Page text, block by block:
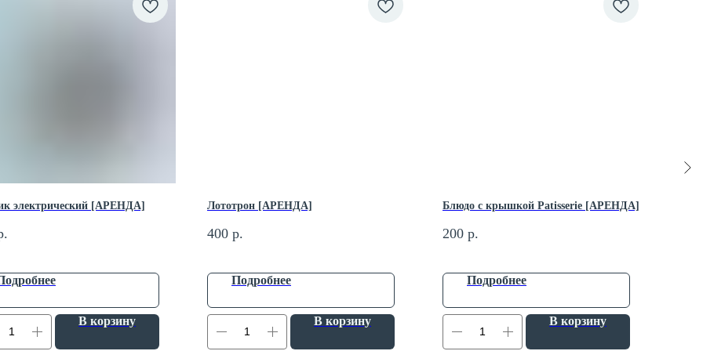
электрический [АРЕНДА]
В корзину
Лототрон [АРЕНДА]
400 р.
Подробнее
В корзину
Блюдо с крышкой Patisserie [АРЕНДА]
200 р.
Подробнее
В корзину